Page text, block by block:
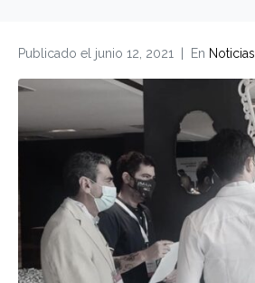
Publicado el junio 12, 2021 En Noticias